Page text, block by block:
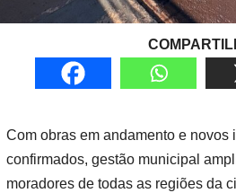
Com obras em andamento e novos
confirmados, gestão municipal
moradores de todas as regiões da